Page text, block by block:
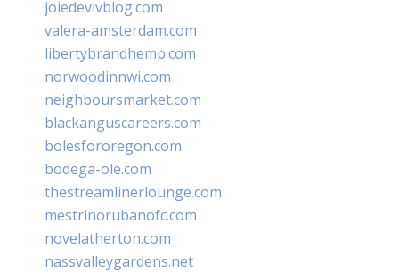
joiedevivblog.com
valera-amsterdam.com
libertybrandhemp.com
norwoodinnwi.com
neighboursmarket.com
blackanguscareers.com
bolesfororegon.com
bodega-ole.com
thestreamlinerlounge.com
mestrinorubanofc.com
novelatherton.com
nassvalleygardens.net